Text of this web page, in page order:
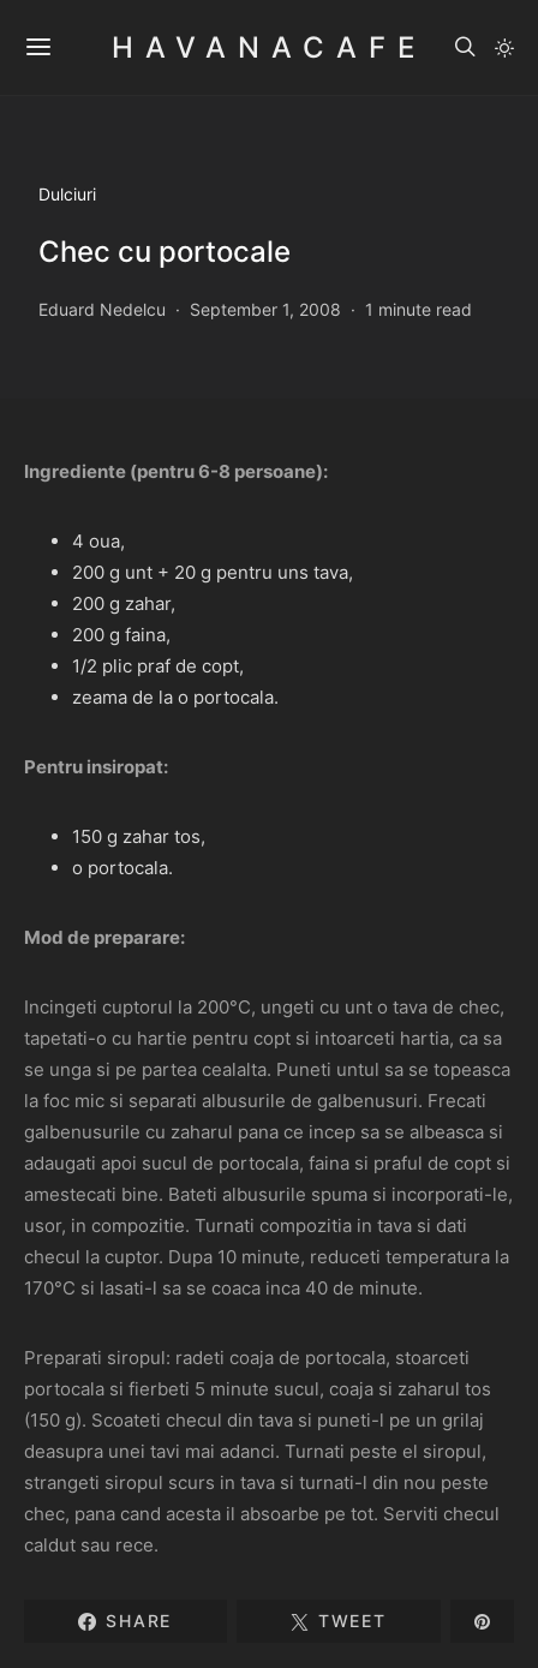
HAVANACAFE
Dulciuri
Chec cu portocale
Eduard Nedelcu September 1, 2008 1 minute read
Ingrediente (pentru 6-8 persoane):
4 oua,
200 g unt + 20 g pentru uns tava,
200 g zahar,
200 g faina,
1/2 plic praf de copt,
zeama de la o portocala.
Pentru insiropat:
150 g zahar tos,
o portocala.
Mod de preparare:
Incingeti cuptorul la 200°C, ungeti cu unt o tava de chec,
tapetati-o cu hartie pentru copt si intoarceti hartia, ca sa
se unga si pe partea cealalta. Puneti untul sa se topeasca
la foc mic si separati albusurile de galbenusuri. Frecati
galbenusurile cu zaharul pana ce incep sa se albeasca si
adaugati apoi sucul de portocala, faina si praful de copt si
amestecati bine. Bateti albusurile spuma si incorporati-le,
usor, in compozitie. Turnati compozitia in tava si dati
checul la cuptor. Dupa 10 minute, reduceti temperatura la
170°C si lasati-l sa se coaca inca 40 de minute.
Preparati siropul: radeti coaja de portocala, stoarceti
portocala si fierbeti 5 minute sucul, coaja si zaharul tos
(150 g). Scoateti checul din tava si puneti-l pe un grilaj
deasupra unei tavi mai adanci. Turnati peste el siropul,
strangeti siropul scurs in tava si turnati-l din nou peste
chec, pana cand acesta il absoarbe pe tot. Serviti checul
caldut sau rece.
SHARE TWEET